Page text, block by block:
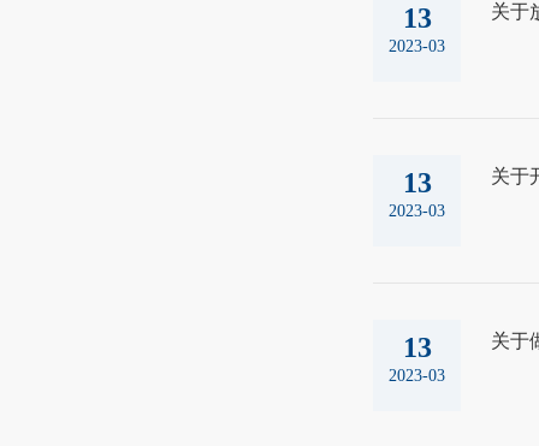
13
2023-03
关于
13
2023-03
关于
13
2023-03
关于